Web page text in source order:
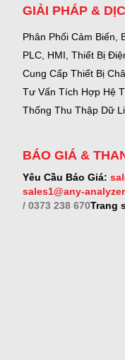
GIẢI PHÁP &
Phân Phối Cảm Biến,
PLC, HMI, Thiết Bị
Cung Cấp Thiết Bị
Tư Vấn Tích Hợp Hệ
Thống Thu Thập Dữ
BÁO GIÁ &
Yêu Cầu Báo Giá:
sales1@any-
/ 0373 238 670Trang